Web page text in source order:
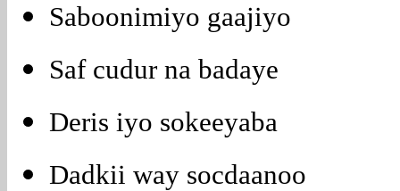
Saboonimiyo gaajiyo
Saf cudur na badaye
Deris iyo sokeeyaba
Dadkii way socdaanoo